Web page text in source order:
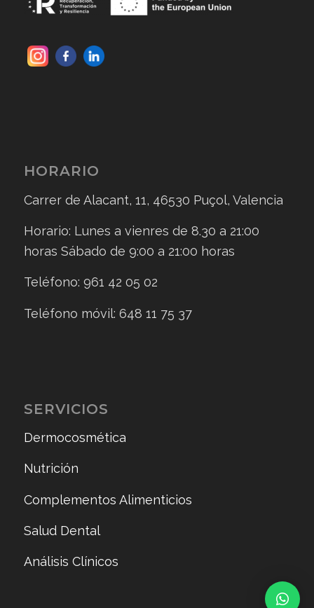
HORARIO
Carrer de Alacant, 11, 46530 Puçol, Valencia
Horario: Lunes a vienres de 8.30 a 21:00
horas Sábado de 9:00 a 21:00 horas
Teléfono: 961 42 05 02
Teléfono móvil: 648 11 75 37
SERVICIOS
Dermocosmética
Nutrición
Complementos Alimenticios
Salud Dental
Análisis Clínicos